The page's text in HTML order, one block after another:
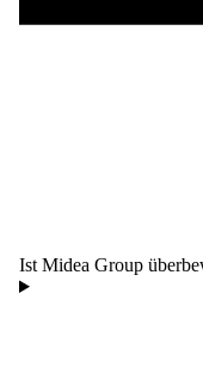
Ist Midea Group